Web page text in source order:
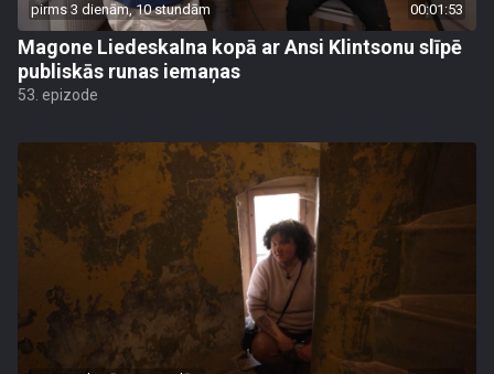
pirms 3 dienām, 10 stundām 00:01:53
Magone Liedeskalna kopā ar Ansi Klintsonu slīpē
publiskās runas iemaņas
53. epizode